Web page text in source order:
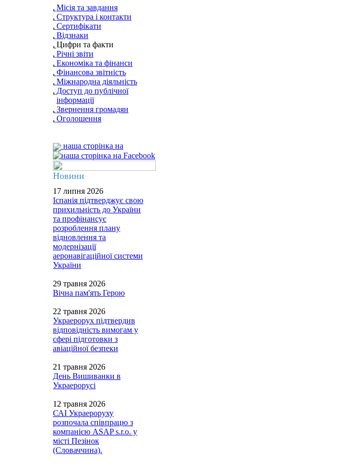
Місія та завдання
Структура і контакти
Сертифікати
Відзнаки
Цифри та факти
Річні звіти
Економіка та фінанси
Фінансова звітність
Міжнародна діяльність
Доступ до публічної
інформації
Звернення громадян
Оголошення
наша сторінка на
Новини
17 липня 2026
Іспанія підтверджує свою
прихильність до України
та профінансує
розроблення плану
відновлення та
модернізації
аеронавігаційної системи
України
29 травня 2026
Вічна пам'ять Герою
22 травня 2026
Украерорух підтвердив
відповідність вимогам у
сфері підготовки з
авіаційної безпеки
21 травня 2026
День Вишиванки в
Украерорусі
12 травня 2026
САІ Украероруху
розпочала співпрацю з
компанією ASAP s.r.o. у
місті Пезінок
(Словаччина).